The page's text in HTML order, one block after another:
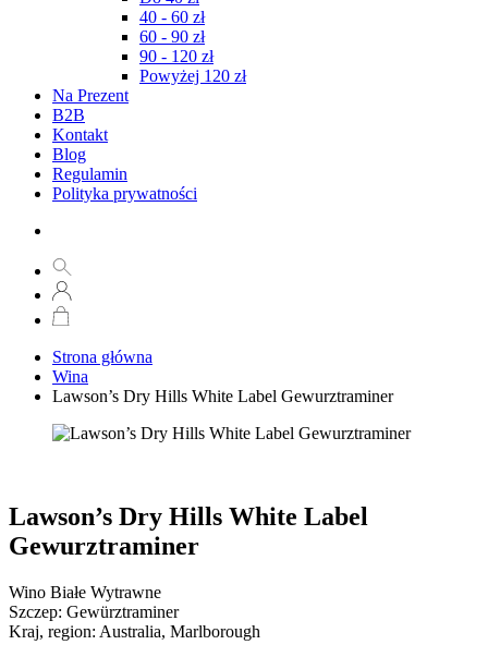
40 - 60 zł
60 - 90 zł
90 - 120 zł
Powyżej 120 zł
Na Prezent
B2B
Kontakt
Blog
Regulamin
Polityka prywatności
Strona główna
Wina
Lawson’s Dry Hills White Label Gewurztraminer
Lawson’s Dry Hills White Label
Gewurztraminer
Wino Białe Wytrawne
Szczep: Gewürztraminer
Kraj, region: Australia, Marlborough